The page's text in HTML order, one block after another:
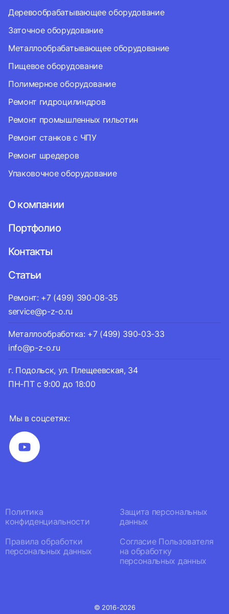
Мы в соцсетях:
Деревообрабатывающее оборудование
Заточное оборудование
Металлообрабатывающее оборудование
Пищевое оборудование
Полимерное оборудование
Ремонт гидроцилиндров
Ремонт промышленных гильотин
Ремонт станков с ЧПУ
Ремонт шредеров
Упаковочное оборудование
О компании
Портфолио
Контакты
Статьи
Ремонт: +7 (499) 390-08-35
service@p-z-o.ru
Металлообработка: +7 (499) 390-03-33
info@p-z-o.ru
г. Подольск, ул. Плещеевская, 34
ПН-ПТ с 9:00 до 18:00
Политика
конфиденциальности
Защита персональных
данных
Правила обработки
персональных данных
Согласие Пользователя
на обработку
персональных данных
© 2016-2026